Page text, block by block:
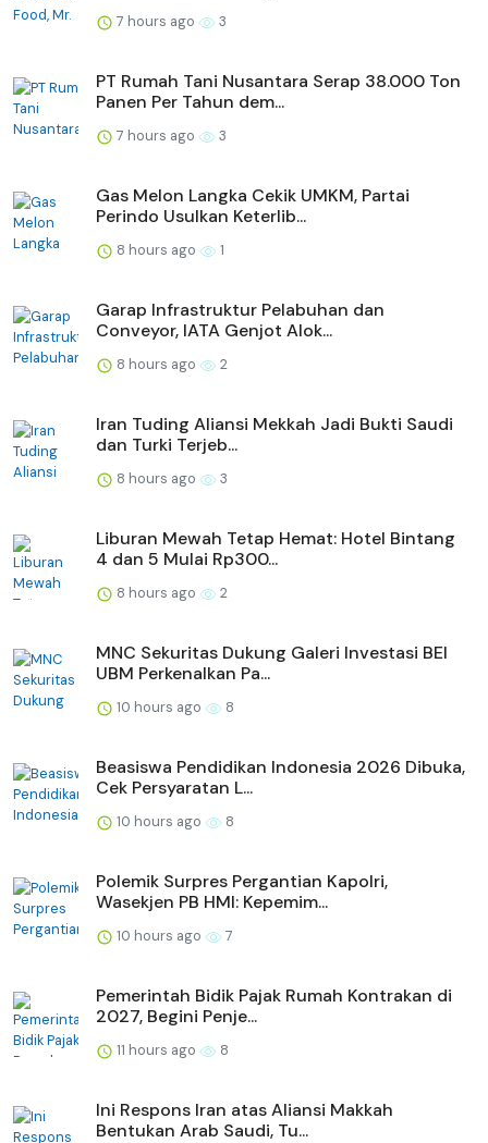
7 hours ago 3
PT Rumah Tani Nusantara Serap 38.000 Ton
Panen Per Tahun dem...
7 hours ago 3
Gas Melon Langka Cekik UMKM, Partai
Perindo Usulkan Keterlib...
8 hours ago 1
Garap Infrastruktur Pelabuhan dan
Conveyor, IATA Genjot Alok...
8 hours ago 2
Iran Tuding Aliansi Mekkah Jadi Bukti Saudi
dan Turki Terjeb...
8 hours ago 3
Liburan Mewah Tetap Hemat: Hotel Bintang
4 dan 5 Mulai Rp300...
8 hours ago 2
MNC Sekuritas Dukung Galeri Investasi BEI
UBM Perkenalkan Pa...
10 hours ago 8
Beasiswa Pendidikan Indonesia 2026 Dibuka,
Cek Persyaratan L...
10 hours ago 8
Polemik Surpres Pergantian Kapolri,
Wasekjen PB HMI: Kepemim...
10 hours ago 7
Pemerintah Bidik Pajak Rumah Kontrakan di
2027, Begini Penje...
11 hours ago 8
Ini Respons Iran atas Aliansi Makkah
Bentukan Arab Saudi, Tu...